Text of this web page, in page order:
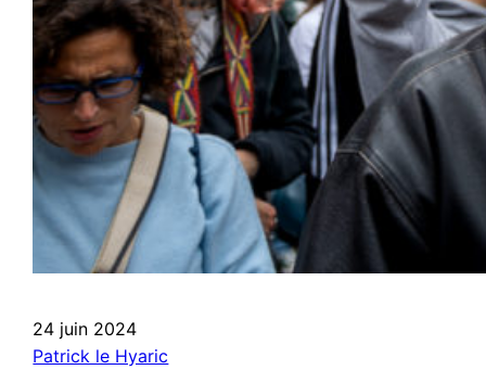
24 juin 2024
Patrick le Hyaric